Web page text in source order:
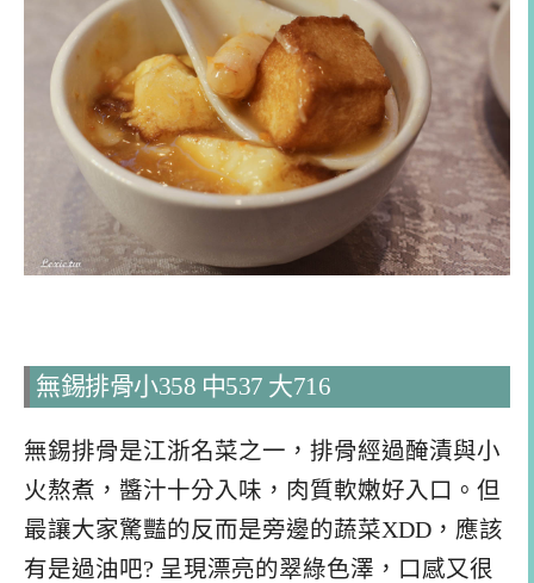
無錫排骨小358 中537 大716
無錫排骨是江浙名菜之一，排骨經過醃漬與小
火熬煮，醬汁十分入味，肉質軟嫩好入口。但
最讓大家驚豔的反而是旁邊的蔬菜XDD，應該
有是過油吧? 呈現漂亮的翠綠色澤，口感又很